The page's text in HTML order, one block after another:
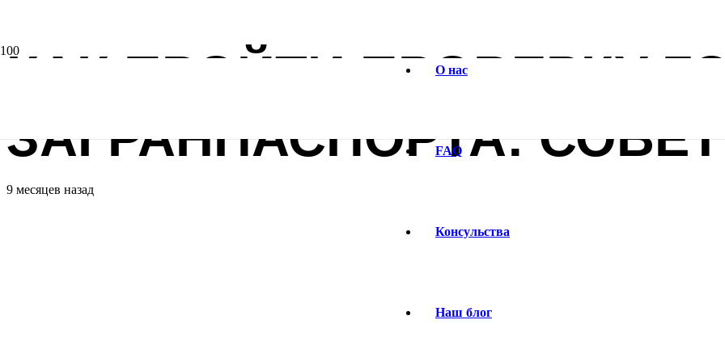
О нас
FAQ
Консульства
Наш блог
КАК ПРОЙТИ ПРОВЕРКУ
ЗАГРАНПАСПОРТА:
9 месяцев назад